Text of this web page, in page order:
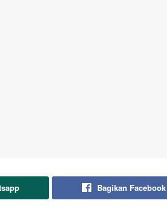
Bagikan Facebook